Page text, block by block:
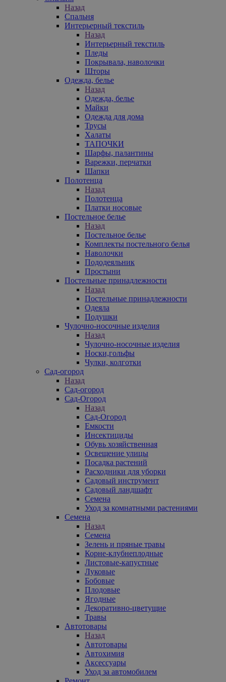
Назад
Спальня
Интерьерный текстиль
Назад
Интерьерный текстиль
Пледы
Покрывала, наволочки
Шторы
Одежда, белье
Назад
Одежда, белье
Майки
Одежда для дома
Трусы
Халаты
ТАПОЧКИ
Шарфы, палантины
Варежки, перчатки
Шапки
Полотенца
Назад
Полотенца
Платки носовые
Постельное белье
Назад
Постельное белье
Комплекты постельного белья
Наволочки
Пододеяльник
Простыни
Постельные принадлежности
Назад
Постельные принадлежности
Одеяла
Подушки
Чулочно-носочные изделия
Назад
Чулочно-носочные изделия
Носки,гольфы
Чулки, колготки
Сад-огород
Назад
Сад-огород
Сад-Огород
Назад
Сад-Огород
Емкости
Инсектициды
Обувь хозяйственная
Освещение улицы
Посадка растений
Расходники для уборки
Садовый инструмент
Садовый ландшафт
Семена
Уход за комнатными растениями
Семена
Назад
Семена
Зелень и пряные травы
Корне-клубнеплодные
Листовые-капустные
Луковые
Бобовые
Плодовые
Ягодные
Декоративно-цветущие
Травы
Автотовары
Назад
Автотовары
Автохимия
Аксессуары
Уход за автомобилем